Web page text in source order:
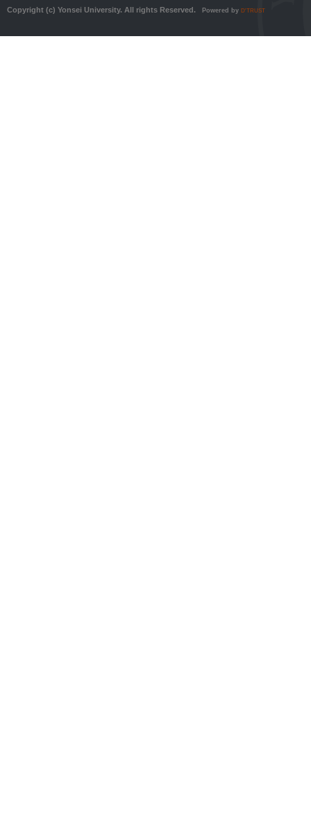
Copyright (c) Yonsei University. All rights Reserved. Powered by D'TRUST